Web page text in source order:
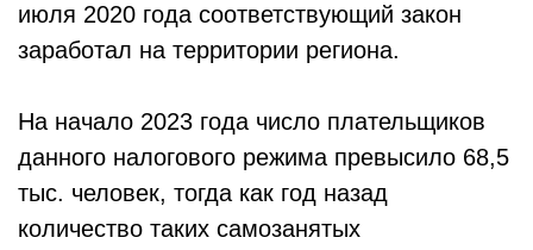
июля 2020 года соответствующий закон
заработал на территории региона.
На начало 2023 года число плательщиков
данного налогового режима превысило 68,5
тыс. человек, тогда как год назад
количество таких самозанятых